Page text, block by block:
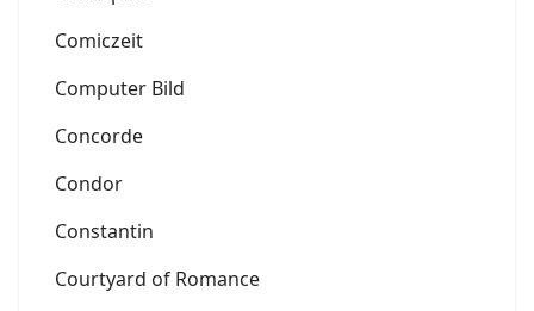
Comiczeit
Computer Bild
Concorde
Condor
Constantin
Courtyard of Romance